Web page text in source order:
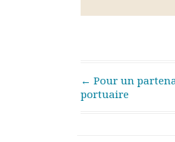
Post
← Pour un
portuaire